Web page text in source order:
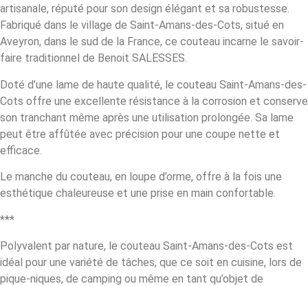
artisanale, réputé pour son design élégant et sa robustesse.
Fabriqué dans le village de Saint-Amans-des-Cots, situé en
Aveyron, dans le sud de la France, ce couteau incarne le savoir-
faire traditionnel de Benoit SALESSES.
Doté d’une lame de haute qualité, le couteau Saint-Amans-des-
Cots offre une excellente résistance à la corrosion et conserve
son tranchant même après une utilisation prolongée. Sa lame
peut être affûtée avec précision pour une coupe nette et
efficace.
Le manche du couteau, en loupe d’orme, offre à la fois une
esthétique chaleureuse et une prise en main confortable.
***
Polyvalent par nature, le couteau Saint-Amans-des-Cots est
idéal pour une variété de tâches, que ce soit en cuisine, lors de
pique-niques, de camping ou même en tant qu’objet de